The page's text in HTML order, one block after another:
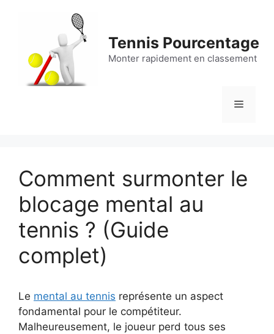
Tennis Pourcentage
Monter rapidement en classement
Menu
Comment surmonter le
blocage mental au
tennis ? (Guide
complet)
Le mental au tennis représente un aspect
fondamental pour le compétiteur.
Malheureusement, le joueur perd tous ses